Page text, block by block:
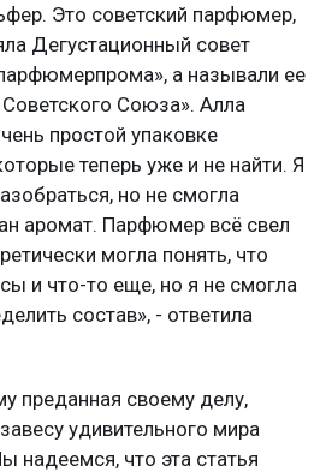
Это советский парфюмер,
Дегустационный совет
а называли ее
Союза». Алла
простой упаковке
теперь уже и не найти. Я
но не смогла
аромат. Парфюмер всё свел
могла понять, что
и что-то еще, но я не смогла
состав», - ответила
преданная своему делу,
удивительного мира
надеемся, что эта статья